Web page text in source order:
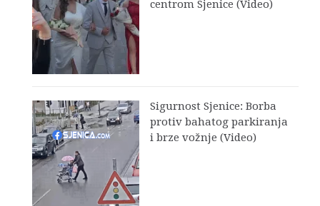
centrom Sjenice (Video)
Sigurnost Sjenice: Borba
protiv bahatog parkiranja
i brze vožnje (Video)